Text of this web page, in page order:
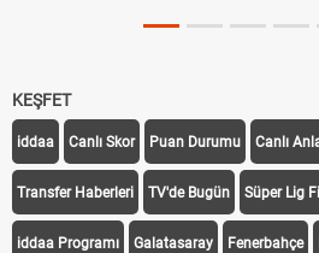
KEŞFET
iddaa Canlı Skor Puan Durumu Canlı
Transfer Haberleri TV'de Bugün Süper Lig
iddaa Programı Galatasaray Fenerbahçe